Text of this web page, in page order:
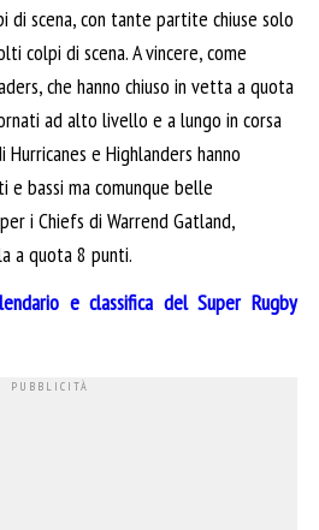
di scena, con tante partite chiuse solo
colpi di scena. A vincere, come
che hanno chiuso in vetta a quota
ad alto livello e a lungo in corsa
e Highlanders hanno
bassi ma comunque belle
i Chiefs di Warrend Gatland,
a quota 8 punti.
e classifica del Super Rugby